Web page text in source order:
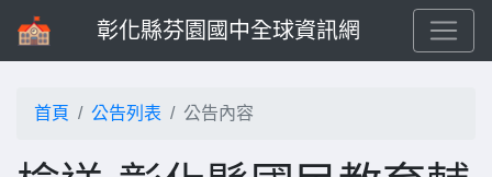
彰化縣芬園國中全球資訊網
首頁 公告列表 公告內容